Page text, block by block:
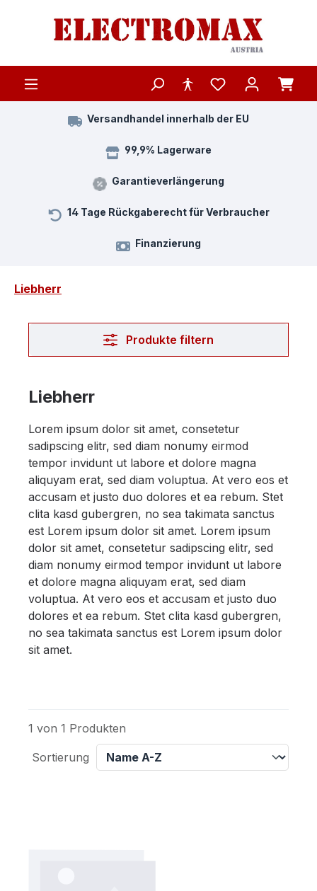
Zum Hauptinhalt springen
Versandhandel innerhalb der EU
99,9% Lagerware
Garantieverlängerung
14 Tage Rückgaberecht für Verbraucher
Finanzierung
Liebherr
Produkte filtern
Liebherr
Lorem ipsum dolor sit amet, consetetur
sadipscing elitr, sed diam nonumy eirmod
tempor invidunt ut labore et dolore magna
aliquyam erat, sed diam voluptua. At vero eos et
accusam et justo duo dolores et ea rebum. Stet
clita kasd gubergren, no sea takimata sanctus
est Lorem ipsum dolor sit amet. Lorem ipsum
dolor sit amet, consetetur sadipscing elitr, sed
diam nonumy eirmod tempor invidunt ut labore
et dolore magna aliquyam erat, sed diam
voluptua. At vero eos et accusam et justo duo
dolores et ea rebum. Stet clita kasd gubergren,
no sea takimata sanctus est Lorem ipsum dolor
sit amet.
1 von 1 Produkten
Sortierung